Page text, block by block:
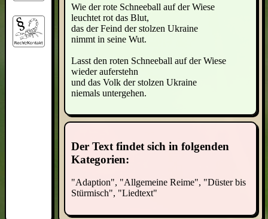
Wie der rote Schneeball auf der Wiese
leuchtet rot das Blut,
das der Feind der stolzen Ukraine
nimmt in seine Wut.
Lasst den roten Schneeball auf der Wiese
wieder auferstehn
und das Volk der stolzen Ukraine
niemals untergehen.
Der Text findet sich in folgenden
Kategorien:
"Adaption", "Allgemeine Reime", "Düster bis
Stürmisch", "Liedtext"